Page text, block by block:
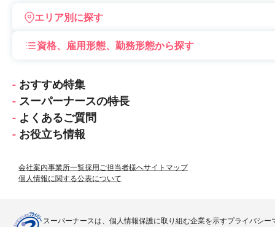
おすすめ特集
スーパーナースの特長
よくあるご質問
お役立ち情報
エリア別に探す
資格、雇用形態、勤務形態から探す
会社案内事業所一覧採用ご担当者様へサイトマップ
個人情報に関する公表について
スーパーナースは、個人情報保護に取り組む企業を示すプライバシー